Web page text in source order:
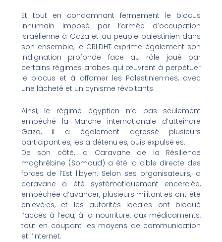
Et tout en condamnant fermement le blocus
inhumain imposé par l’armée d’occupation
israélienne à Gaza et au peuple palestinien dans
son ensemble, le CRLDHT exprime également son
indignation profonde face au rôle joué par
certains régimes arabes qui œuvrent à perpétuer
le blocus et à affamer les Palestinien·nes, avec
une lâcheté et un cynisme révoltants.
Ainsi, le régime égyptien n’a pas seulement
empêché la Marche internationale d’atteindre
Gaza, il a également agressé plusieurs
participant·es, les a détenu·es, puis expulsé·es.
De son côté, la Caravane de la Résilience
maghrébine (Somoud) a été la cible directe des
forces de l’Est libyen. Selon ses organisateurs, la
caravane a été systématiquement encerclée,
empêchée d’avancer, plusieurs militant·es ont été
enlevé·es, et les autorités locales ont bloqué
l’accès à l’eau, à la nourriture, aux médicaments,
tout en coupant les moyens de communication
et l’internet.